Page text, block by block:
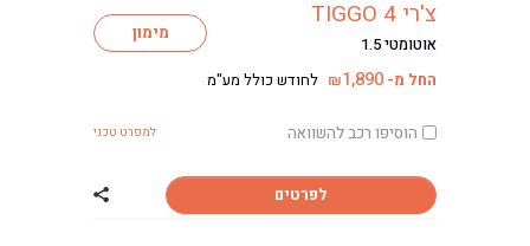
צ'רי TIGGO 4
אוטומטי 1.5 מימון
החל מ- ₪1,890 לחודש כולל מע"מ
הוסיפו רכב להשוואה למפרט טכני
לפרטים שתף רכב צ'רי TIGGO 4